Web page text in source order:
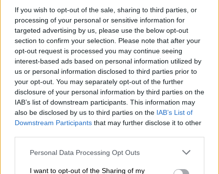
If you wish to opt-out of the sale, sharing to third parties, or
processing of your personal or sensitive information for
targeted advertising by us, please use the below opt-out
section to confirm your selection. Please note that after your
opt-out request is processed you may continue seeing
interest-based ads based on personal information utilized by
us or personal information disclosed to third parties prior to
your opt-out. You may separately opt-out of the further
disclosure of your personal information by third parties on the
IAB’s list of downstream participants. This information may
also be disclosed by us to third parties on the IAB’s List of
Downstream Participants that may further disclose it to other
Please note that this website/app uses one or more Google
not limited to your visit or usage behaviour. You may click to
Personal Data Processing Opt Outs
I want to opt-out of the Sharing of my
Αστυνομία πατίνια